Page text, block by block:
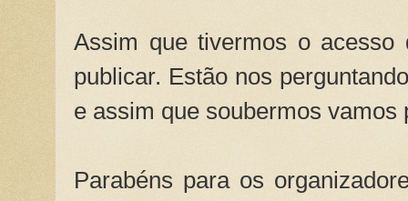
Assim que tivermos o acesso
publicar. Estão nos
e assim que soubermos vamos
Parabéns para os